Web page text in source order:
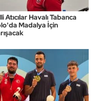
Atıcılar Havalı Tabanca
Madalya İçin